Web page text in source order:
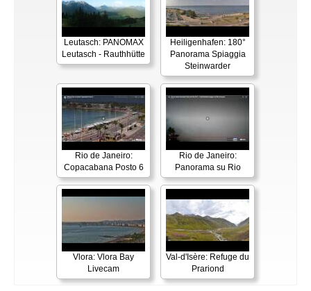
Leutasch: PANOMAX
Leutasch - Rauthhütte
Heiligenhafen: 180°
Panorama Spiaggia
Steinwarder
Rio de Janeiro:
Copacabana Posto 6
Rio de Janeiro:
Panorama su Rio
Vlora: Vlora Bay
Livecam
Val-d'Isère: Refuge du
Prariond